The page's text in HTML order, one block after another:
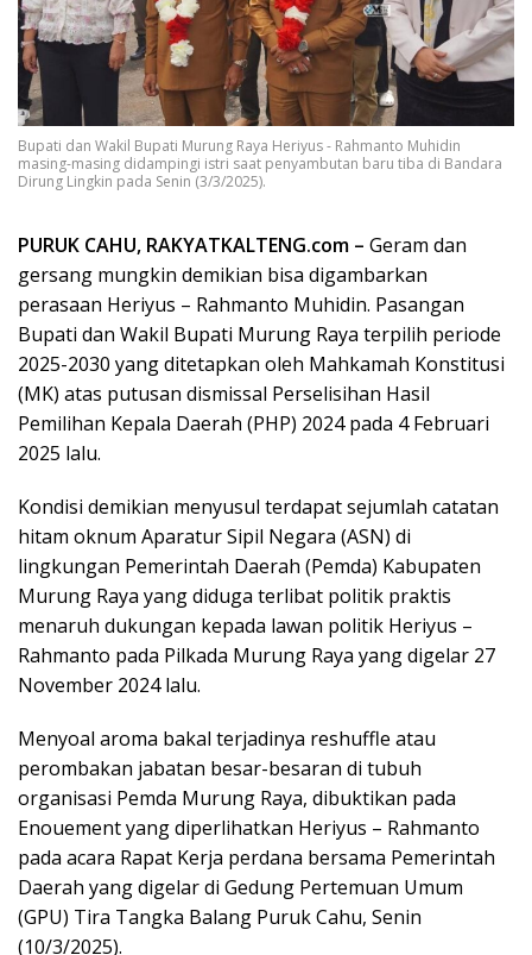
Bupati dan Wakil Bupati Murung Raya Heriyus - Rahmanto Muhidin
masing-masing didampingi istri saat penyambutan baru tiba di Bandara
Dirung Lingkin pada Senin (3/3/2025).
PURUK CAHU, RAKYATKALTENG.com – Geram dan
gersang mungkin demikian bisa digambarkan
perasaan Heriyus – Rahmanto Muhidin. Pasangan
Bupati dan Wakil Bupati Murung Raya terpilih periode
2025-2030 yang ditetapkan oleh Mahkamah Konstitusi
(MK) atas putusan dismissal Perselisihan Hasil
Pemilihan Kepala Daerah (PHP) 2024 pada 4 Februari
2025 lalu.
Kondisi demikian menyusul terdapat sejumlah catatan
hitam oknum Aparatur Sipil Negara (ASN) di
lingkungan Pemerintah Daerah (Pemda) Kabupaten
Murung Raya yang diduga terlibat politik praktis
menaruh dukungan kepada lawan politik Heriyus –
Rahmanto pada Pilkada Murung Raya yang digelar 27
November 2024 lalu.
Menyoal aroma bakal terjadinya reshuffle atau
perombakan jabatan besar-besaran di tubuh
organisasi Pemda Murung Raya, dibuktikan pada
Enouement yang diperlihatkan Heriyus – Rahmanto
pada acara Rapat Kerja perdana bersama Pemerintah
Daerah yang digelar di Gedung Pertemuan Umum
(GPU) Tira Tangka Balang Puruk Cahu, Senin
(10/3/2025).